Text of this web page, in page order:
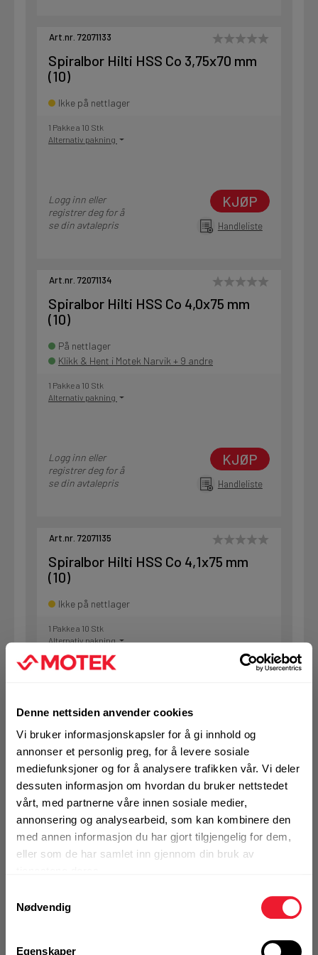
Denne nettsiden anvender cookies
Vi bruker informasjonskapsler for å gi innhold og
annonser et personlig preg, for å levere sosiale
mediefunksjoner og for å analysere trafikken vår. Vi deler
dessuten informasjon om hvordan du bruker nettstedet
vårt, med partnerne våre innen sosiale medier,
annonsering og analysearbeid, som kan kombinere den
med annen informasjon du har gjort tilgjengelig for dem,
eller som de har samlet inn gjennom din bruk av
Nødvendig
Egenskaper
Art.nr. 72071133
Spiralbor Hilti HSS Co 3,75x70 mm
(10)
Ikke på nettlager
1 Pakke a 10 Stk
Alternativ pakning
Logg inn eller
registrer deg for å
se din avtalepris
KJØP
Handleliste
Art.nr. 72071134
Spiralbor Hilti HSS Co 4,0x75 mm
(10)
På nettlager
Klikk & Hent i Motek Narvik + 9 andre
1 Pakke a 10 Stk
Alternativ pakning
Logg inn eller
registrer deg for å
se din avtalepris
KJØP
Handleliste
Art.nr. 72071135
Spiralbor Hilti HSS Co 4,1x75 mm
(10)
Ikke på nettlager
1 Pakke a 10 Stk
Alternativ pakning
registrer deg for å
Art.nr. 72071136
Spiralbor Hilti HSS Co 4,2x75 mm
(10)
Ikke på nettlager